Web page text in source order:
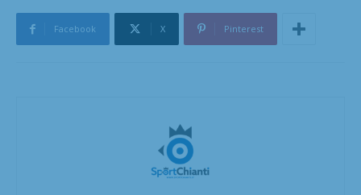
Facebook X Pinterest